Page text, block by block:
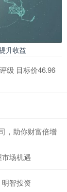
升收益
级 目标价46.96
，助你财富倍增
场机遇
智投资